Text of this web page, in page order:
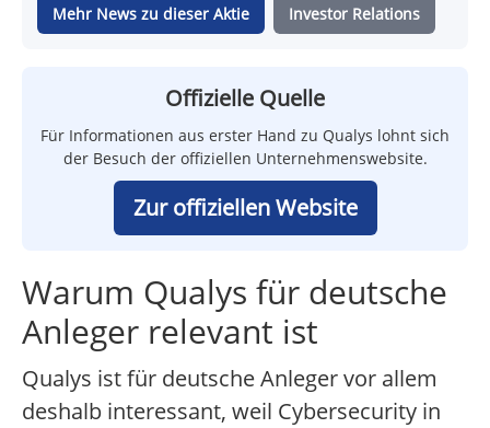
Mehr News zu dieser Aktie Investor Relations
Offizielle Quelle
Für Informationen aus erster Hand zu Qualys lohnt sich
der Besuch der offiziellen Unternehmenswebsite.
Zur offiziellen Website
Warum Qualys für deutsche
Anleger relevant ist
Qualys ist für deutsche Anleger vor allem
deshalb interessant, weil Cybersecurity in